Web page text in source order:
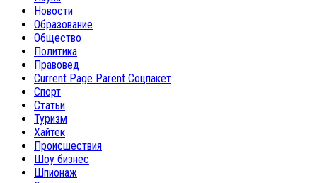
Новости
Образование
Общество
Политика
Правовед
Current Page Parent Соцпакет
Спорт
Статьи
Туризм
Хайтек
Происшествия
Шоу бизнес
Шпионаж